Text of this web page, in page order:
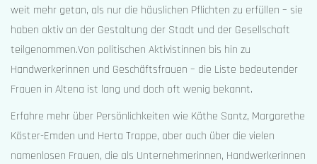
weit mehr getan, als nur die häuslichen Pflichten zu erfüllen – sie
haben aktiv an der Gestaltung der Stadt und der Gesellschaft
teilgenommen.Von politischen Aktivistinnen bis hin zu
Handwerkerinnen und Geschäftsfrauen – die Liste bedeutender
Frauen in Altena ist lang und doch oft wenig bekannt.
Erfahre mehr über Persönlichkeiten wie Käthe Santz, Margarethe
Köster-Emden und Herta Trappe, aber auch über die vielen
namenlosen Frauen, die als Unternehmerinnen, Handwerkerinnen